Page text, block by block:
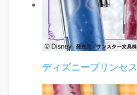
ディズニープリンセス